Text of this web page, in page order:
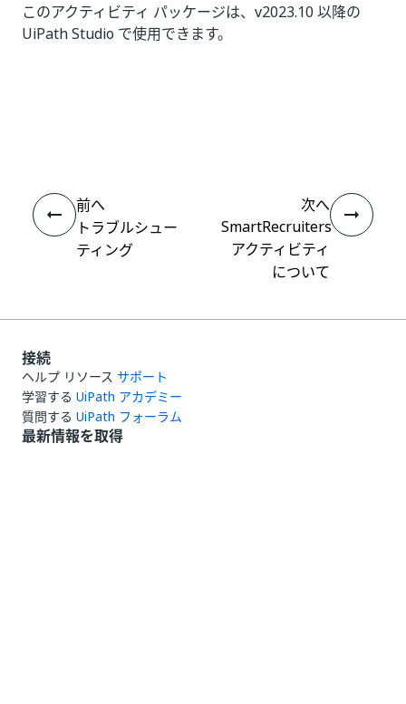
このアクティビティ パッケージは、v2023.10 以降の
UiPath Studio で使用できます。
前へ
トラブルシュー
ティング
次へ
SmartRecruiters
アクティビティ
について
接続
ヘルプ リソース サポート
学習する UiPath アカデミー
質問する UiPath フォーラム
最新情報を取得